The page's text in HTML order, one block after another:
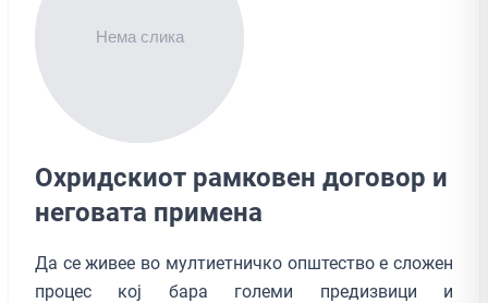
Охридскиот рамковен договор и
неговата примена
Да се живее во мултиетничко општество е сложен
процес кој бара големи предизвици и